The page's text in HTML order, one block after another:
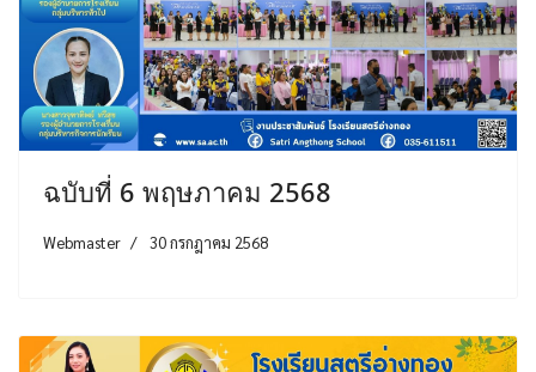
ฉบับที่ 6 พฤษภาคม 2568
Webmaster 30 กรกฎาคม 2568